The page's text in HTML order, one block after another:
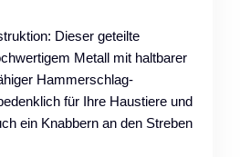
Dieser geteilte
Metall mit haltbarer
Hammerschlag-
für Ihre Haustiere und
ein Knabbern an den Streben